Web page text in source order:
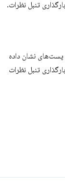
تنبل نظرات.
پست‌های نشان داده
تنبل نظرات